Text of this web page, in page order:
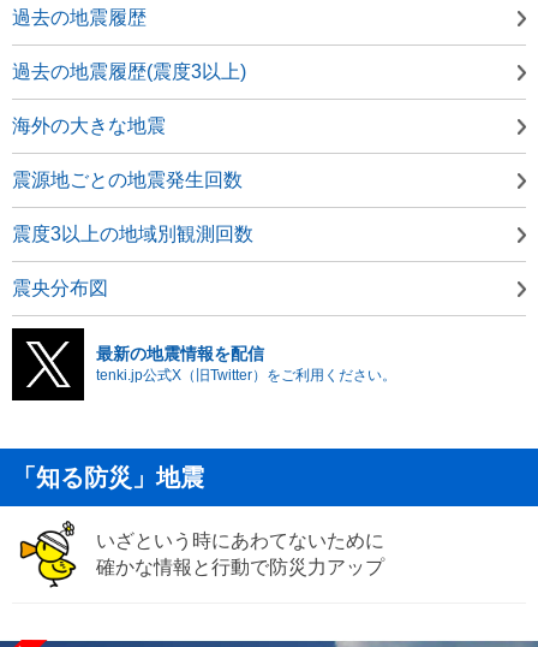
過去の地震履歴
過去の地震履歴(震度3以上)
海外の大きな地震
震源地ごとの地震発生回数
震度3以上の地域別観測回数
震央分布図
最新の地震情報を配信
tenki.jp公式X（旧Twitter）をご利用ください。
「知る防災」地震
いざという時にあわてないために
確かな情報と行動で防災力アップ